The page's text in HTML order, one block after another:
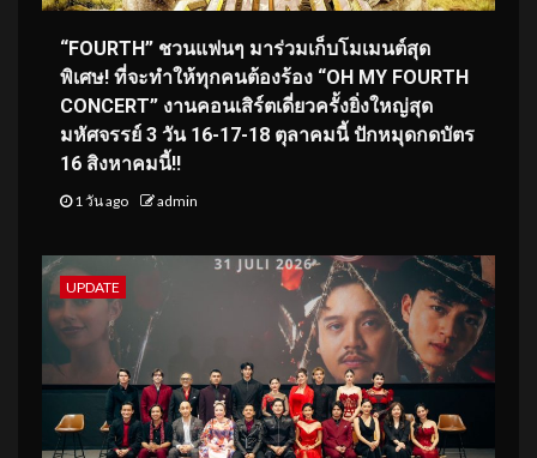
“FOURTH” ชวนแฟนๆ มาร่วมเก็บโมเมนต์สุด
พิเศษ! ที่จะทำให้ทุกคนต้องร้อง “OH MY FOURTH
CONCERT” งานคอนเสิร์ตเดี่ยวครั้งยิ่งใหญ่สุด
มหัศจรรย์ 3 วัน 16-17-18 ตุลาคมนี้ ปักหมุดกดบัตร
16 สิงหาคมนี้!!
1 วัน ago admin
UPDATE